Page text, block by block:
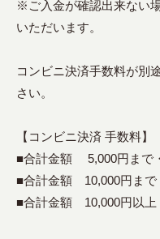
※ご入金が確認出来ない
いただいます。
コンビニ決済手数料が別
さい。
【コンビニ決済 手数料】
■合計金額 5,000円まで
■合計金額 10,000円まで
■合計金額 10,000円以上